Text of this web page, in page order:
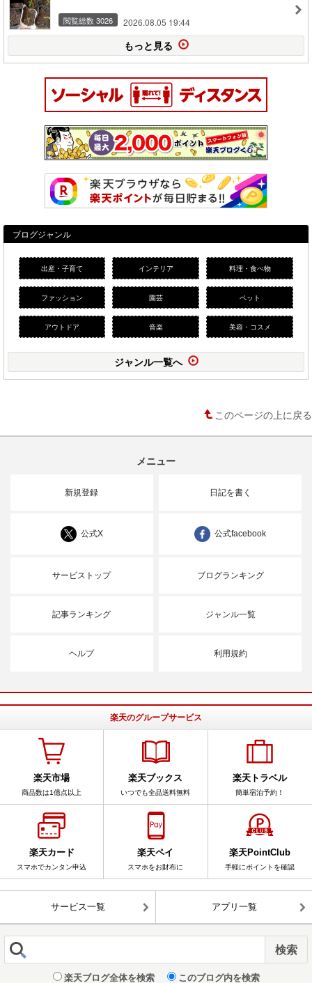
閲覧総数 3026 2026.08.05 19:44
もっと見る
ブログジャンル
出産・子育て インテリア 料理・食べ物
ファッション 園芸 ペット
アウトドア 音楽 美容・コスメ
ジャンル一覧へ
このページの上に戻る
メニュー
新規登録 日記を書く
公式X 公式facebook
サービストップ ブログランキング
記事ランキング ジャンル一覧
ヘルプ 利用規約
楽天のグループサービス
楽天市場
商品数は1億点以上
楽天ブックス
いつでも全品送料無料
楽天トラベル
簡単宿泊予約！
楽天カード
スマホでカンタン申込
楽天ペイ
スマホをお財布に
楽天PointClub
手軽にポイントを確認
サービス一覧 アプリ一覧
楽天ブログ全体を検索 このブログ内を検索